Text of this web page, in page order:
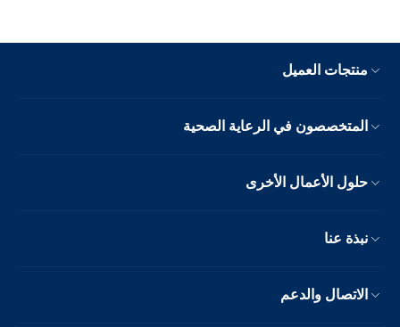
منتجات العميل
المتخصصون في الرعاية الصحية
حلول الأعمال الأخرى
نبذة عنا
الاتصال والدعم